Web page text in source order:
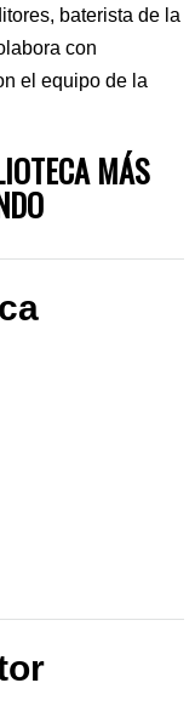
baterista de la
con
el equipo de la
MÁS